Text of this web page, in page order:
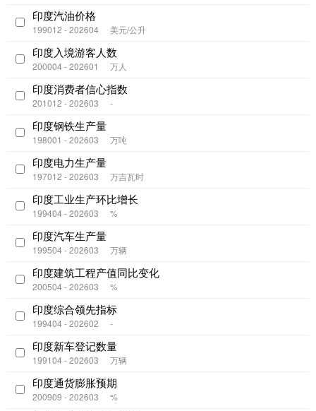
印度汽油价格
199012 - 202604 美元/公升
印度入境游客人数
200004 - 202601 万人
印度消费者信心指数
201012 - 202603 -
印度钢铁生产量
198001 - 202603 万吨
印度电力生产量
197012 - 202603 万吉瓦时
印度工业生产环比增长
199404 - 202603 %
印度汽车生产量
199504 - 202603 万辆
印度建筑工程产值同比变化
200504 - 202603 %
印度综合领先指标
199404 - 202602 -
印度新车登记数量
199104 - 202603 万辆
印度通货膨胀预期
200909 - 202603 %